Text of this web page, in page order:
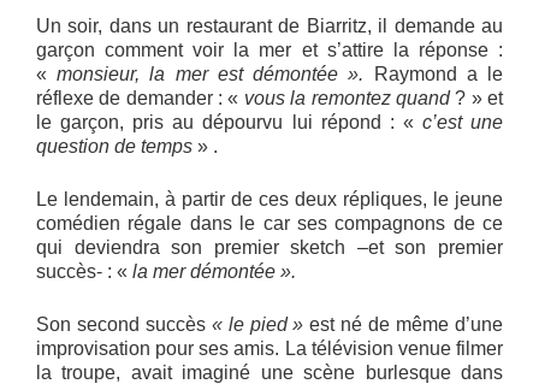
Un soir, dans un restaurant de Biarritz, il demande au
garçon comment voir la mer et s’attire la réponse :
«monsieur, la mer est démontée ».
Raymond a le
réflexe de demander : « vous la remontez quand? » et
le garçon, pris au dépourvu lui répond : « c’est une
question de temps » .
Le lendemain, à partir de ces deux répliques, le jeune
comédien régale dans le car ses compagnons de ce
qui deviendra son premier sketch –et son premier
succès- : « la mer démontée ».
Son second succès « le pied »est né de même d’une
improvisation pour ses amis. La télévision venue filmer
la troupe, avait imaginé une scène burlesque dans